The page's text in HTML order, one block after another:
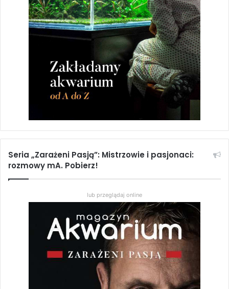
kilku dniach świeżo wyklute larwy solowca. Z czasem
stopniowo można rozjaśnić nieco zbiornik i przejść na
grubszy żywy pokarm. Obficie karmione młode ryby rosną
stosunkowo szybko i już po 3–4 miesiącach osiągają
dojrzałość płciową.
Prenumerata Magazynu Akwarium
55,00zł 264,00złZakres
cen:
Seria „Zarażeni Pasją”: Mistrzowie i pasjonaci:
rozmowy mA. Pobierz!
lub przeglądaj online